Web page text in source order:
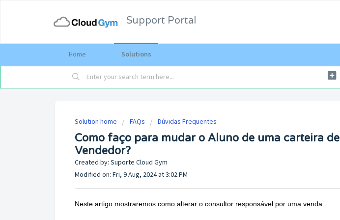
Support Portal
Home Solutions
Solution home FAQs Dúvidas Frequentes
Como faço para mudar o Aluno de uma carteira de
Vendedor?
Created by: Suporte Cloud Gym
Modified on: Fri, 9 Aug, 2024 at 3:02 PM
Neste artigo mostraremos como alterar o consultor responsável por uma venda.